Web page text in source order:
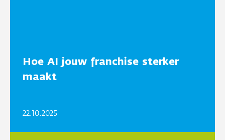
Hoe AI jouw franchise sterker
maakt
22.10.2025